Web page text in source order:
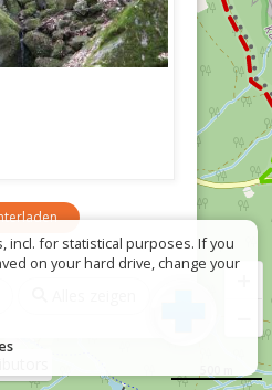
incl. for statistical purposes. If you
on your hard drive, change your